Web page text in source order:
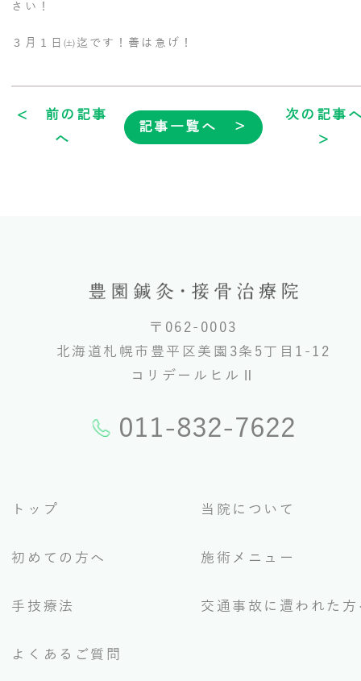
さい！
３月１日㈯迄です！善は急げ！
< 前の記事
へ
記事一覧へ ＞
次の記事
>
〒062-0003
北海道札幌市豊平区美園3条5丁目1-12
コリデールヒルⅡ
011-832-7622
トップ 当院について
初めての方へ 施術メニュー
手技療法 交通事故に遭われた方
よくあるご質問